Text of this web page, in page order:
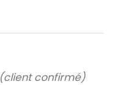
(client confirmé)